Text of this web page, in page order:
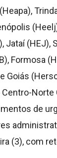
Jataí (HEJ),
Formosa
Goiás
Norte
de
(3), com